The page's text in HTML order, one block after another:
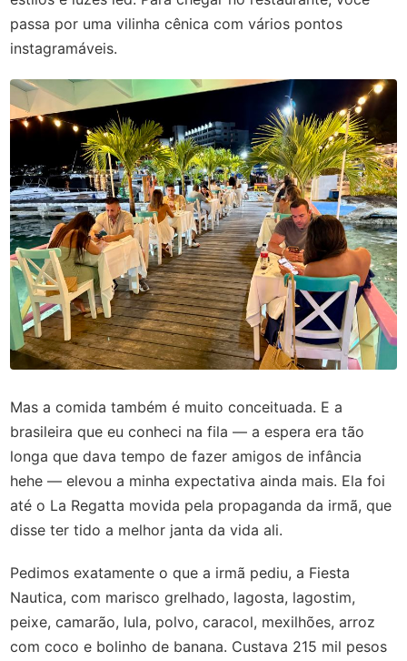
passa por uma vilinha cênica com vários pontos
instagramáveis.
Mas a comida também é muito conceituada. E a
brasileira que eu conheci na fila — a espera era tão
longa que dava tempo de fazer amigos de infância
hehe — elevou a minha expectativa ainda mais. Ela foi
até o La Regatta movida pela propaganda da irmã, que
disse ter tido a melhor janta da vida ali.
Pedimos exatamente o que a irmã pediu, a Fiesta
Nautica, com marisco grelhado, lagosta, lagostim,
peixe, camarão, lula, polvo, caracol, mexilhões, arroz
com coco e bolinho de banana. Custava 215 mil pesos